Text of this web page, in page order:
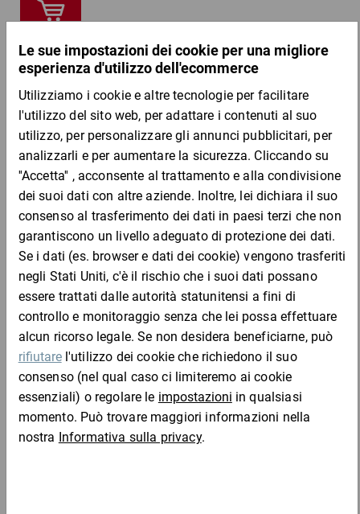
DESCRIZIONE DEL PRODOTTO
Leggero ed economico, consente di risparmiare sul contributo
CONAI.
Vantaggi:
elevata resistenza
maggiore leggerezza
durata del rotolo prolungata
Materiale:
LPDE: 25g/m²
Completa l'ordine con: